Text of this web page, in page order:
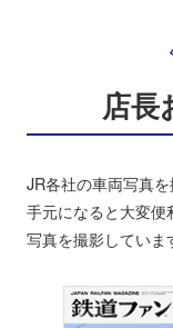
店長
JR各社の車両写真
手元になると大変
写真を撮影していま